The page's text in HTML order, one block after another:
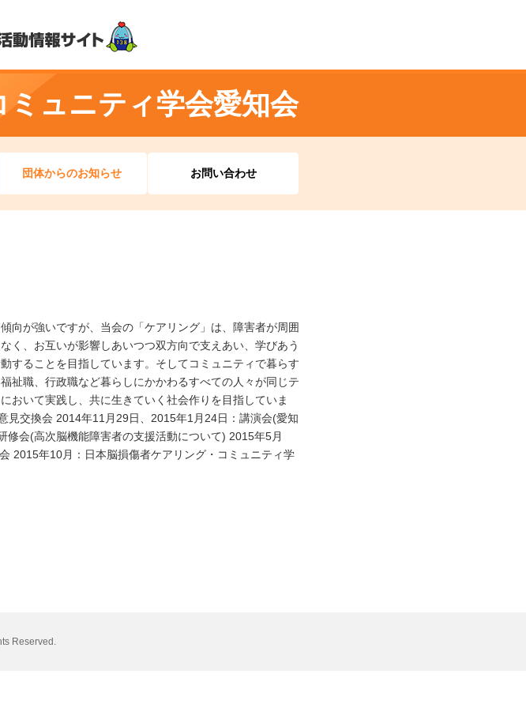
ュニティ学会愛知会
団体からのお知らせ お問い合わせ
向が強いですが、当会の「ケアリング」は、障害者が周囲
く、お互いが影響しあいつつ双方向で支えあい、学びあう
することを目指しています。そしてコミュニティで暮らす
祉職、行政職など暮らしにかかわるすべての人々が同じテ
おいて実践し、共に生きていく社会作りを目指していま
見交換会 2014年11月29日、2015年1月24日：講演会(愛知
会(高次脳機能障害者の支援活動について) 2015年5月
2015年10月：日本脳損傷者ケアリング・コミュニティ学
Reserved.